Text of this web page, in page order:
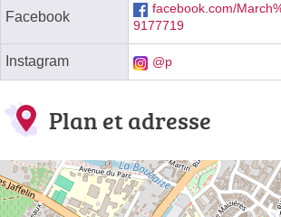
Facebook
facebook.com/
9177719
Instagram @p
Plan et adresse